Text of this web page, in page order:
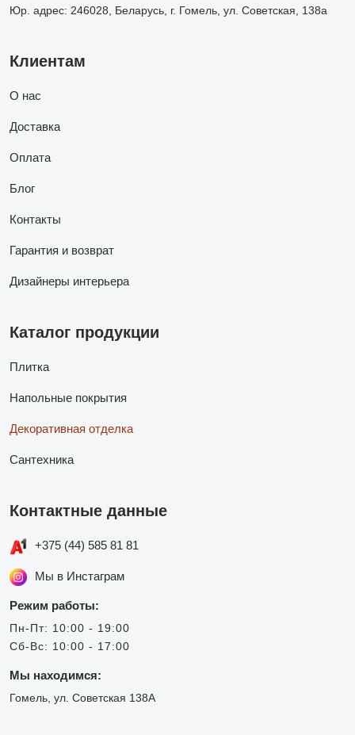
Юр. адрес: 246028, Беларусь, г. Гомель, ул. Советская, 138а
Клиентам
О нас
Доставка
Оплата
Блог
Контакты
Гарантия и возврат
Дизайнеры интерьера
Каталог продукции
Плитка
Напольные покрытия
Декоративная отделка
Сантехника
Контактные данные
+375 (44) 585 81 81
Мы в Инстаграм
Режим работы:
Пн-Пт: 10:00 - 19:00
Сб-Вс: 10:00 - 17:00
Мы находимся:
Гомель, ул. Советская 138А